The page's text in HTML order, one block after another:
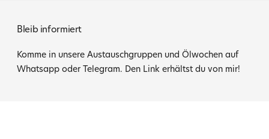
Bleib informiert
Komme in unsere Austauschgruppen und Ölwochen auf
Whatsapp oder Telegram. Den Link erhältst du von mir!